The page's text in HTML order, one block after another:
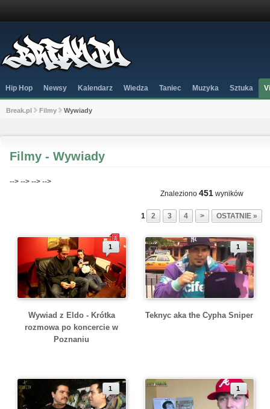
Hip Hop Newsy Kalendarz Wiedza Taniec Muzyka Sztuka
Break.pl Filmy Wywiady
Filmy - Wywiady
--> --> --> -->
Znaleziono 451 wyników
1 2 3 4 > OSTATNIE »
1
Wywiad z Eldo - Krótka
rozmowa po koncercie w
Poznaniu
1
Teknyc aka the Cypha Sniper
1 1